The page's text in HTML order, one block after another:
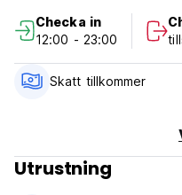
*** Fastighetspolicy och
1. Avbokningsregler: 3
2. Incheckning från kl.
3. Utcheckning före kl.
5. Receptionens arbetstid:
7. Skatter ingår ej
Checka in
12:00 - 23:00
Skatt tillkommer
Utrustning